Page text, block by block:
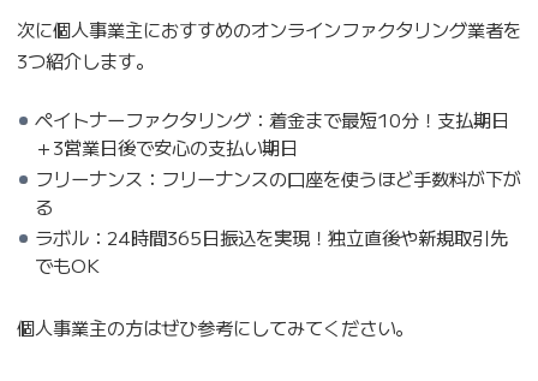
次に個人事業主におすすめのオンラインファクタリング業者を
3つ紹介します。
ペイトナーファクタリング：着金まで最短10分！支払期日
＋3営業日後で安心の支払い期日
フリーナンス：フリーナンスの口座を使うほど手数料が下が
る
ラボル：24時間365日振込を実現！独立直後や新規取引先
でもOK
個人事業主の方はぜひ参考にしてみてください。